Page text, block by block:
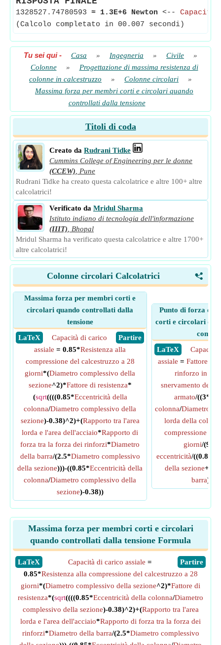
1328527.74780593 ≈ 1.3E+6 Newton <--
(Calcolo completato in 00.007 secondi)
Tu sei qui- Casa » Ingegneria » Civile
»
Colonne
»
Progettazione di massima resistenza di
colonne in calcestruzzo
» Colonne circolari
»
Massima forza per membri corti e circolari quando
controllati dalla tensione
Titoli di coda
Creato da Rudrani Tidke
Cummins College of Engineering per le donne
(CCEW)
Pune
Rudrani Tidke ha creato questa calcolatrice e altre 100+ altre
calcolatrici!
Verificato da Mridul Sharma
Istituto indiano di tecnologia dell'informazione
(IIIT)
Bhopal
Mridul Sharma ha verificato questa calcolatrice e altre 1700+
altre calcolatrici!
<
Colonne circolari Calcolatrici
Massima forza per membri corti e
circolari quando controllati dalla
tensione
​ LaTeX
​ Partire
Capacità di carico
assiale = 0.85*Resistenza alla
compressione del calcestruzzo a 28
giorni*(Diametro complessivo della
sezione^2)*Fattore di resistenza*
(sqrt((((0.85*Eccentricità della
colonna/Diametro complessivo della
sezione)-0.38)^2)+(Rapporto tra l'area
lorda e l'area dell'acciaio*Rapporto di
forza tra la forza dei rinforzi*Diametro
della barra/(2.5*Diametro complessivo
della sezione)))-((0.85*Eccentricità della
colonna/Diametro complessivo della
sezione)-0.38))
Punto di forza
corti e circolari
​ LaTeX
Capacità
assiale = Fattore di
rinforzo in
snervamento
armato/((3*
colonna/Diametro
lorda della
compressione del
giorni/(9.6*
eccentricità/((0.8*
della sezione
barra
Massima forza per membri corti e circolari
quando controllati dalla tensione Formula
​LaTeX ​Partire
Capacità di carico assiale =
0.85*Resistenza alla compressione del calcestruzzo a 28
giorni*(Diametro complessivo della sezione^2)*Fattore di
resistenza*(sqrt((((0.85*Eccentricità della colonna/Diametro
complessivo della sezione)-0.38)^2)+(Rapporto tra l'area
lorda e l'area dell'acciaio*Rapporto di forza tra la forza dei
rinforzi*Diametro della barra/(2.5*Diametro complessivo